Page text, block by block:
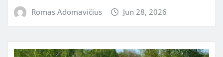
Romas Adomavičius Jun 28, 2026